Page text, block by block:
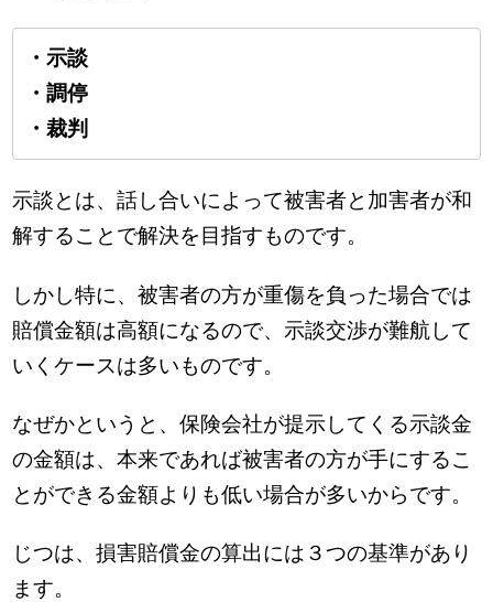
・示談
・調停
・裁判
示談とは、話し合いによって被害者と加害者が和
解することで解決を目指すものです。
しかし特に、被害者の方が重傷を負った場合では
賠償金額は高額になるので、示談交渉が難航して
いくケースは多いものです。
なぜかというと、保険会社が提示してくる示談金
の金額は、本来であれば被害者の方が手にするこ
とができる金額よりも低い場合が多いからです。
じつは、損害賠償金の算出には３つの基準があり
ます。